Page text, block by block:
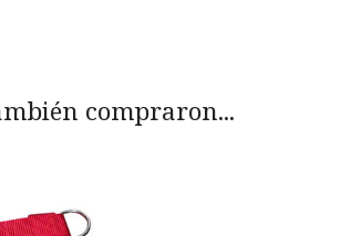
compraron...